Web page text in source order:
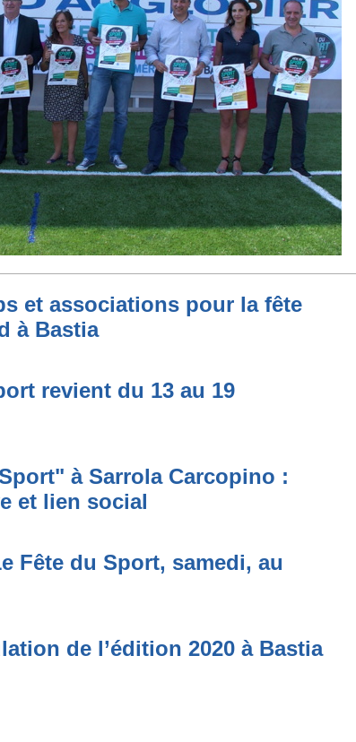
et associations pour la fête
à Bastia
revient du 13 au 19
à Sarrola Carcopino :
et lien social
Fête du Sport, samedi, au
de l’édition 2020 à Bastia